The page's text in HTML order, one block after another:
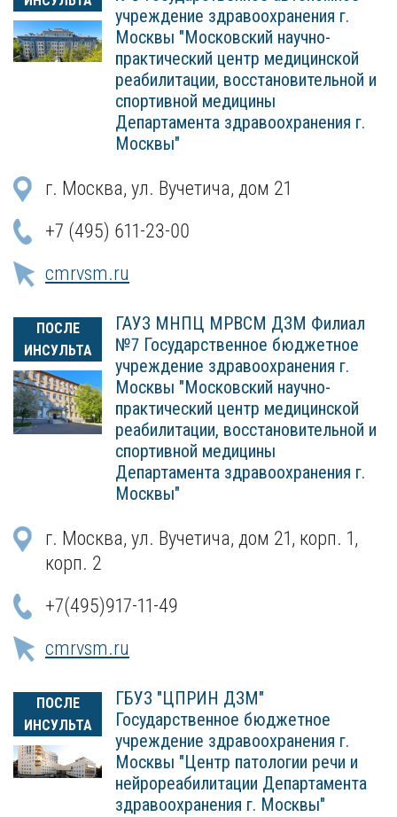
учреждение здравоохранения г.
Москвы "Московский научно-
практический центр медицинской
реабилитации, восстановительной и
спортивной медицины
Департамента здравоохранения г.
Москвы"
г. Москва, ул. Вучетича, дом 21
+7 (495) 611-23-00
cmrvsm.ru
ПОСЛЕ
ИНСУЛЬТА
ГАУЗ МНПЦ МРВСМ ДЗМ Филиал
№7 Государственное бюджетное
учреждение здравоохранения г.
Москвы "Московский научно-
практический центр медицинской
реабилитации, восстановительной и
спортивной медицины
Департамента здравоохранения г.
Москвы"
г. Москва, ул. Вучетича, дом 21, корп. 1,
корп. 2
+7(495)917-11-49
cmrvsm.ru
ПОСЛЕ
ИНСУЛЬТА
ГБУЗ "ЦПРИН ДЗМ"
Государственное бюджетное
учреждение здравоохранения г.
Москвы "Центр патологии речи и
нейрореабилитации Департамента
здравоохранения г. Москвы"